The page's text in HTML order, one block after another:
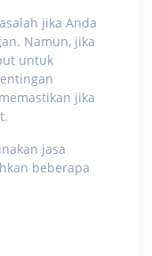
jika Anda
Namun, jika
untuk
jika
jasa
beberapa